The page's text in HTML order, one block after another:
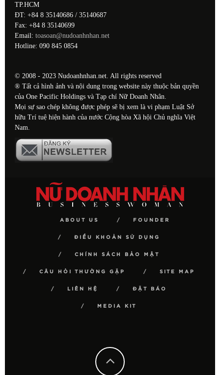
TP.HCM
ĐT: +84 8 35140686 / 35140687
Fax: +84 8 35140699
Email: toasoan@nudoanhnhan.net
Hotline: 090 845 0854
© 2008 - 2023 Nudoanhnhan.net. All rights reserved
® Tất cả hình ảnh và nội dung trong website này thuộc bản quyền
của One Pacific Holdings và Tạp chí Nữ Doanh Nhân.
Mọi sự sao chép không được phép sẽ bị xem là vi phạm Luật Sở
hữu Trí tuệ hiện hành của nước Cộng hòa Xã hội Chủ nghĩa Việt
Nam.
ABOUT US FOUNDER
ĐIỀU KHOẢN SỬ DỤNG
CHÍNH SÁCH BẢO MẬT
CÂU HỎI THƯỜNG GẶP SITE MAP
LIÊN HỆ ĐẶT BÁO
MEDIA KIT